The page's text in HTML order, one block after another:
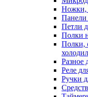
Ножки,
Панели
Петли
Полки
Полки,
Разное
Реле
Ручки